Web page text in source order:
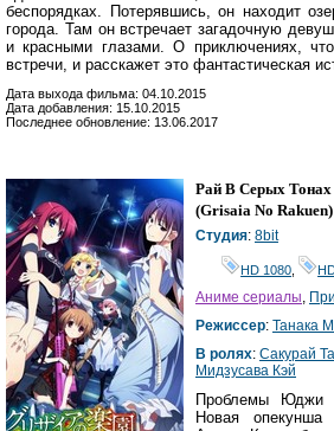
беспорядках. Потерявшись, он находит
города. Там он встречает загадочную
и красными глазами. О приключениях,
встречи, и расскажет это фантастическая
Дата выхода фильма: 04.10.2015
Дата добавления: 15.10.2015
Последнее обновление: 13.06.2017
Рай В Серых Тонах
(Grisaia No Rakuen)
Студия: 8bit
HD 1080
Аниме сериалы,
Режиссер: Танака
В ролях: Сакурай
Мидзусава Кэй
Проблемы Юджи
Новая